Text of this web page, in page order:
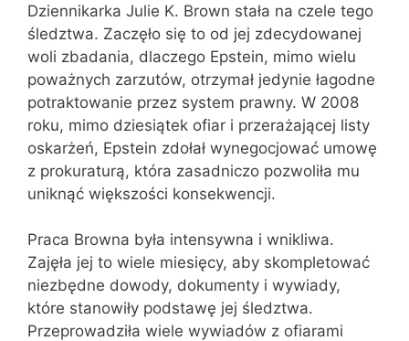
Dziennikarka Julie K. Brown stała na czele tego
śledztwa. Zaczęło się to od jej zdecydowanej
woli zbadania, dlaczego Epstein, mimo wielu
poważnych zarzutów, otrzymał jedynie łagodne
potraktowanie przez system prawny. W 2008
roku, mimo dziesiątek ofiar i przerażającej listy
oskarżeń, Epstein zdołał wynegocjować umowę
z prokuraturą, która zasadniczo pozwoliła mu
uniknąć większości konsekwencji.
Praca Browna była intensywna i wnikliwa.
Zajęła jej to wiele miesięcy, aby skompletować
niezbędne dowody, dokumenty i wywiady,
które stanowiły podstawę jej śledztwa.
Przeprowadziła wiele wywiadów z ofiarami